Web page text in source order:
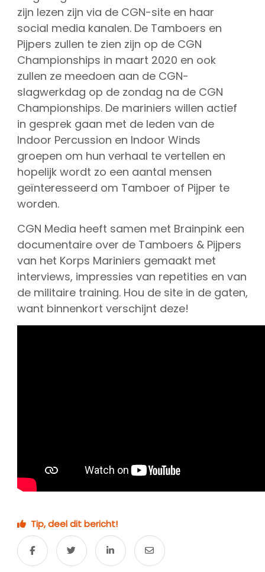
zijn lezen zijn via de CGN-site en haar
social media kanalen. De Tamboers en
Pijpers zullen te zien zijn op de CGN
Championships in maart 2020 en ook
zullen ze meedoen aan de CGN-
slagwerkdag op de zondag na de CGN
Championships. De mariniers willen actief
in gesprek gaan met de leden van de
Indoor Percussion en Indoor Winds
groepen om hun verhaal te vertellen en
hopelijk wordt zo een aantal mensen
geïnteresseerd om Tamboer of Pijper te
worden.
CGN Media heeft samen met Brainpink een
documentaire over de Tamboers & Pijpers
van het Korps Mariniers gemaakt met
interviews, impressies van repetities en van
de militaire training. Hou de site in de gaten,
want binnenkort verschijnt deze!
Tip, deel dit bericht!